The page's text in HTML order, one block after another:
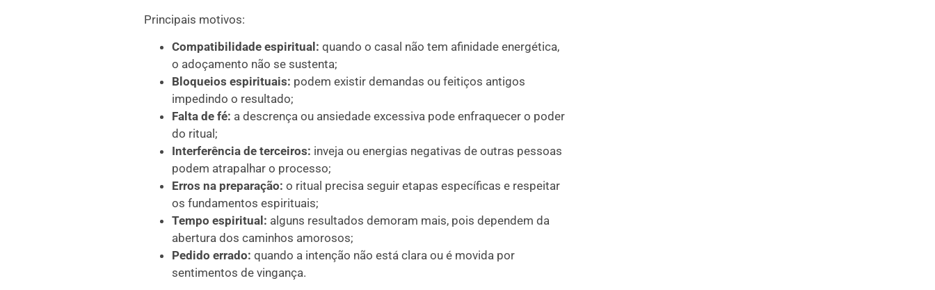
Principais motivos:
Compatibilidade espiritual: quando o casal não tem afinidade energética,
o adoçamento não se sustenta;
Bloqueios espirituais: podem existir demandas ou feitiços antigos
impedindo o resultado;
Falta de fé: a descrença ou ansiedade excessiva pode enfraquecer o poder
do ritual;
Interferência de terceiros: inveja ou energias negativas de outras pessoas
podem atrapalhar o processo;
Erros na preparação: o ritual precisa seguir etapas específicas e respeitar
os fundamentos espirituais;
Tempo espiritual: alguns resultados demoram mais, pois dependem da
abertura dos caminhos amorosos;
Pedido errado: quando a intenção não está clara ou é movida por
sentimentos de vingança.